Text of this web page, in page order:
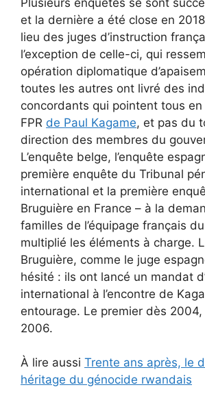
et la dernière a été close en
lieu des juges d’instruction
l’exception de celle-ci, qui
opération diplomatique
toutes les autres ont livré des
concordants qui pointent tous
FPR de Paul Kagame, et pas du
direction des membres du
L’enquête belge, l’enquête
première enquête du Tribunal
international et la première
Bruguière en France – à la
familles de l’équipage français
multiplié les éléments à charge.
Bruguière, comme le juge
hésité : ils ont lancé un mandat
international à l’encontre de
entourage. Le premier dès
2006.
À lire aussi Trente ans après, le
héritage du génocide rwandais